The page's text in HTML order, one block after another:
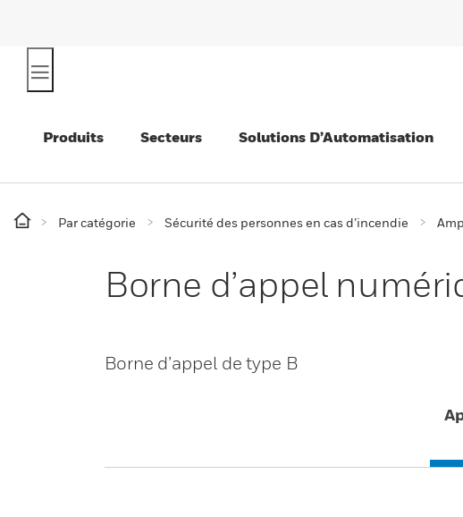
Produits Secteurs Solutions D’Automatisation
Par catégorie Sécurité des personnes en cas d’incendie
Borne d’appel
Borne d’appel de type B